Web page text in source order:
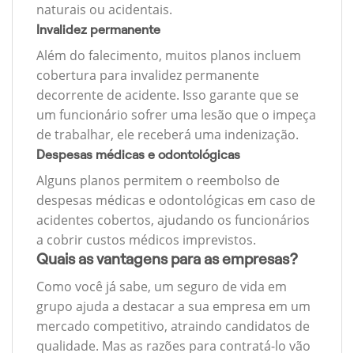
naturais ou acidentais.
Invalidez permanente
Além do falecimento, muitos planos incluem
cobertura para invalidez permanente
decorrente de acidente. Isso garante que se
um funcionário sofrer uma lesão que o impeça
de trabalhar, ele receberá uma indenização.
Despesas médicas e odontológicas
Alguns planos permitem o reembolso de
despesas médicas e odontológicas em caso de
acidentes cobertos, ajudando os funcionários
a cobrir custos médicos imprevistos.
Quais as vantagens para as empresas?
Como você já sabe, um seguro de vida em
grupo ajuda a destacar a sua empresa em um
mercado competitivo, atraindo candidatos de
qualidade. Mas as razões para contratá-lo vão